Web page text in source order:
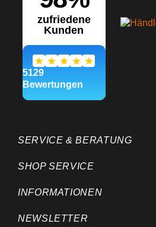
SERVICE & BERATUNG
SHOP SERVICE
INFORMATIONEN
NEWSLETTER